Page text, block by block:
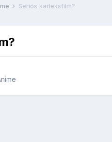
Seriös kärleksfilm?